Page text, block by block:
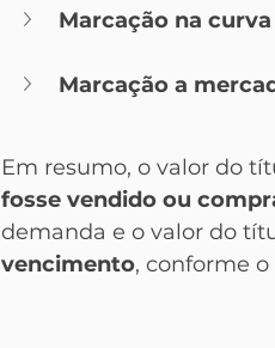
Marcação na curva
Marcação a
Em resumo, o valor do
fosse vendido ou
demanda e o valor do
vencimento, conforme